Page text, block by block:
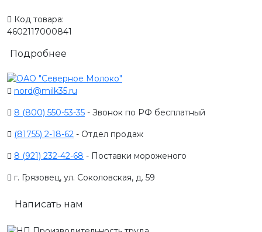
Код товара:
4602117000841
Подробнее
nord@milk35.ru
8 (800) 550-53-35 - Звонок по РФ бесплатный
(81755) 2-18-62 - Отдел продаж
8 (921) 232-42-68 - Поставки мороженого
г. Грязовец, ул. Соколовская, д. 59
Написать нам